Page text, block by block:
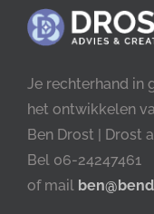
Je rechterhand in
het ontwikkelen
Ben Drost | Drost
Bel 06-24247461
of mail